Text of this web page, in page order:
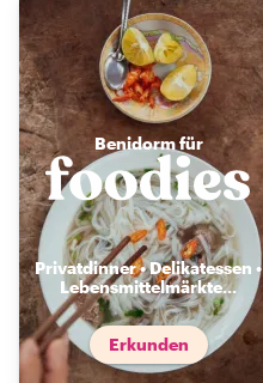
Benidorm für
Privatdinner • Delikatessen •
Lebensmittelmärkte...
Erkunden